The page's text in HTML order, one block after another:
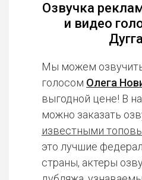
Озвучка
и видео
Мы можем
голосом Олега
выгодной цене! В
можно заказать
известными
это лучшие
страны, актеры